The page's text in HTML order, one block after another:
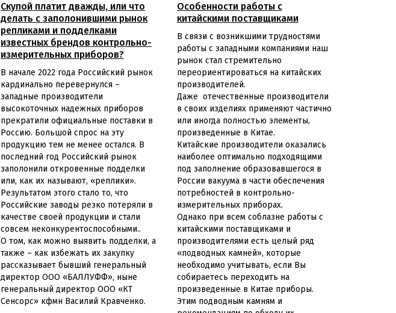
Скупой платит дважды, или что
делать с заполонившими рынок
репликами и подделками
известных брендов контрольно-
измерительных приборов?
В начале 2022 года Российский рынок
кардинально перевернулся –
западные производители
высокоточных надежных приборов
прекратили официальные поставки в
Россию. Большой спрос на эту
продукцию тем не менее остался. В
последний год Российский рынок
заполонили откровенные подделки
или, как их называют, «реплики».
Результатом этого стало то, что
Российские заводы резко потеряли в
качестве своей продукции и стали
совсем неконкурентоспособными..
О том, как можно выявить подделки, а
также – как избежать их закупку
рассказывает бывший генеральный
директор ООО «БАЛЛУФФ», ныне
генеральный директор ООО «КТ
Сенсорс» кфмн Василий Кравченко.
Особенности работы с
китайскими поставщиками
В связи с возникшими трудностями
работы с западными компаниями наш
рынок стал стремительно
переориентироваться на китайских
производителей.
Даже отечественные производители
в своих изделиях применяют частично
или иногда полностью элементы,
произведенные в Китае.
Китайские производители оказались
наиболее оптимально подходящими
под заполнение образовавшегося в
России вакуума в части обеспечения
потребностей в контрольно-
измерительных приборах.
Однако при всем соблазне работы с
китайскими поставщиками и
производителями есть целый ряд
«подводных камней», которые
необходимо учитывать, если Вы
собираетесь переходить на
произведенные в Китае приборы.
Этим подводным камням и